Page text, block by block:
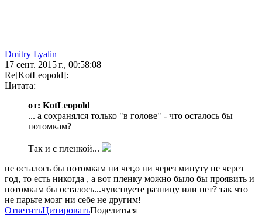
Dmitry Lyalin
17 сент. 2015 г., 00:58:08
Re[KotLeopold]:
Цитата:
от: KotLeopold
... а сохранялся только "в голове" - что осталось бы
потомкам?
Так и с пленкой...
не осталось бы потомкам ни чег,о ни через минуту не через
год, то есть никогда , а вот пленку можно было бы проявить и
потомкам бы осталось...чувствуете разницу или нет? так что
не парьте мозг ни себе не другим!
ОтветитьЦитироватьПоделиться